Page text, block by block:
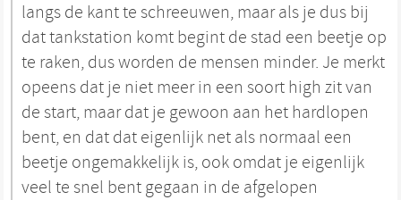
langs de kant te schreeuwen, maar als je dus bij
dat tankstation komt begint de stad een beetje op
te raken, dus worden de mensen minder. Je merkt
opeens dat je niet meer in een soort high zit van
de start, maar dat je gewoon aan het hardlopen
bent, en dat dat eigenlijk net als normaal een
beetje ongemakkelijk is, ook omdat je eigenlijk
veel te snel bent gegaan in de afgelopen